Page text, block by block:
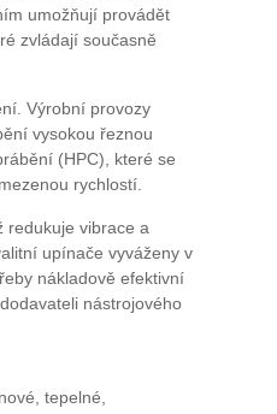
umožňují provádět
zvládají současně
Výrobní provozy
vysokou řeznou
(HPC), které se
rychlostí.
redukuje vibrace a
upínače vyváženy v
nákladově efektivní
nástrojového
tepelné,